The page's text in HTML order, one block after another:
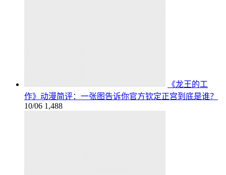
《龙王的工
作》动漫简评：一张图告诉你官方钦定正宫到底是谁？
10/06 1,488